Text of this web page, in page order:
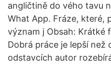
angličtině do vého tavu
What App. Fráze, které,
význam j Obsah: Krátké
Dobrá práce je lepší než
odstavcích autor